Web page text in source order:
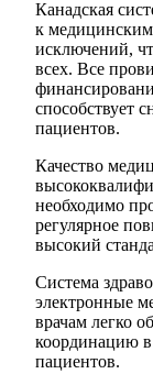
Канадская
к медицинским
исключений,
всех. Все
способствует
пациентов.
Качество
необходимо
регулярное
высокий
Система
электронные
врачам легко
координацию
пациентов.